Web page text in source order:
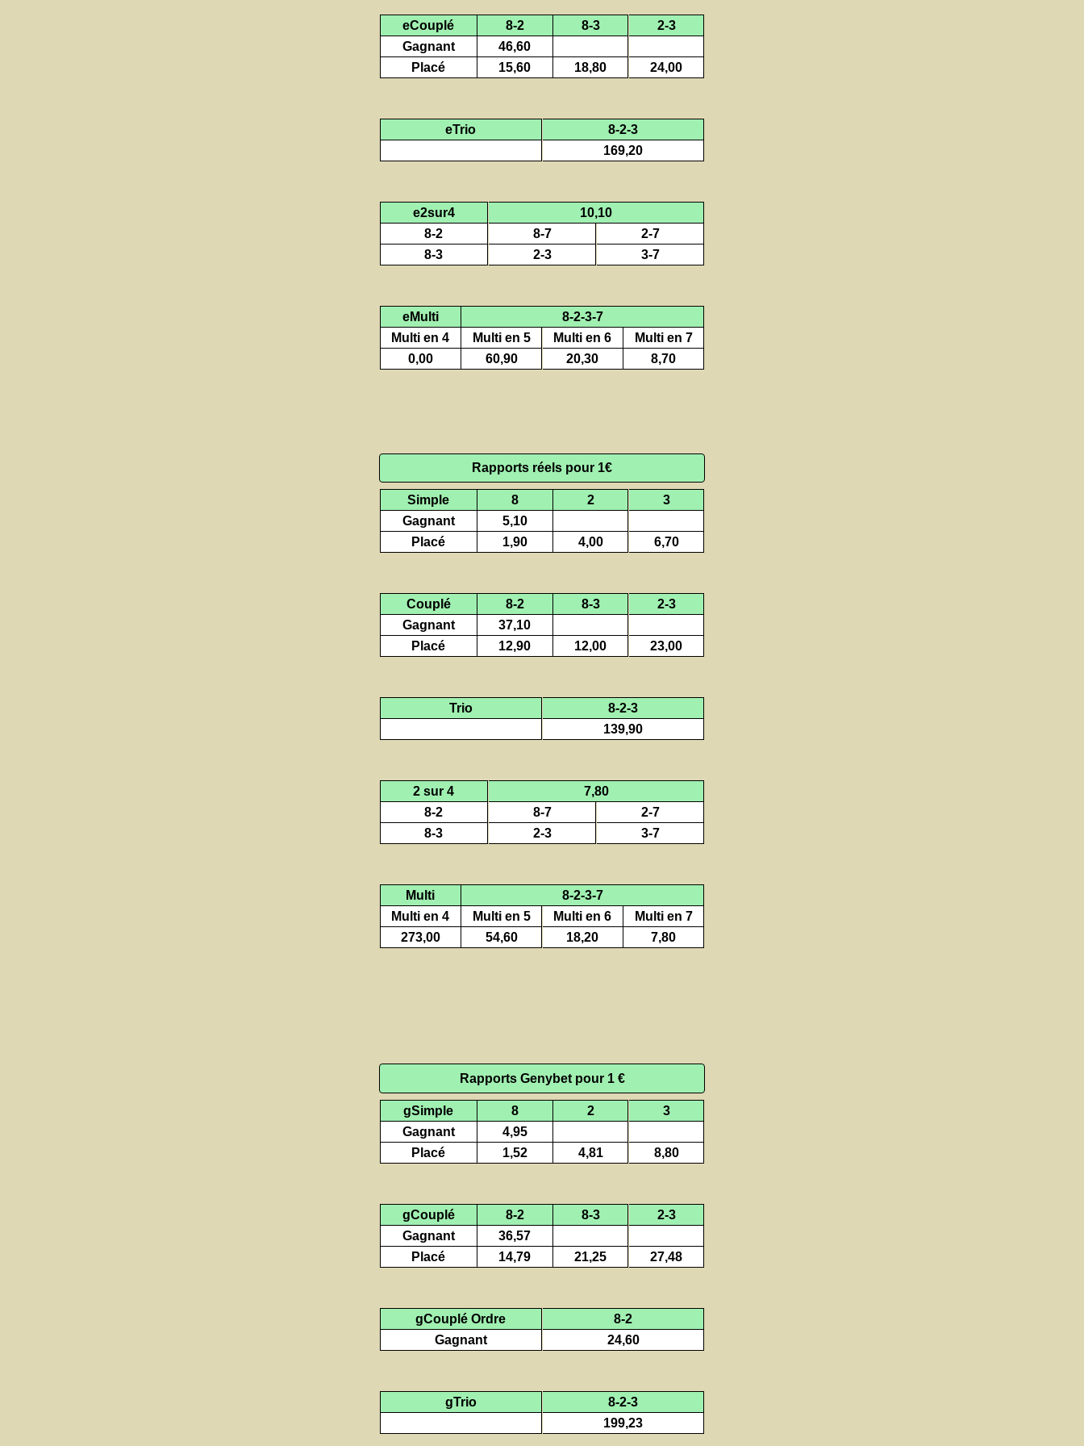
eCouplé 8-2 8-3
2-3
Gagnant
46,60
Placé
15,60 18,80 24,00
eTrio
8-2-3
169,20
e2sur4
10,10
8-2
8-7
2-7
8-3
2-3 3-7
eMulti
8-2-3-7
Multi en 4
Multi en 5 Multi en 6
Multi en 7
0,00
60,90 20,30 8,70
Rapports réels pour 1€
Simple 8 2
3
Gagnant
5,10
Placé
1,90 4,00 6,70
Couplé 8-2 8-3
2-3
Gagnant
37,10
Placé
12,90 12,00 23,00
Trio
8-2-3
139,90
2 sur 4
7,80
8-2
8-7
2-7
8-3
2-3 3-7
Multi
8-2-3-7
Multi en 4
Multi en 5 Multi en 6
Multi en 7
273,00
54,60 18,20 7,80
Rapports Genybet pour 1 €
gSimple 8 2
3
Gagnant
4,95
Placé
1,52 4,81 8,80
gCouplé 8-2 8-3
2-3
Gagnant
36,57
Placé
14,79 21,25 27,48
gCouplé Ordre
8-2
Gagnant
24,60
gTrio
8-2-3
199,23